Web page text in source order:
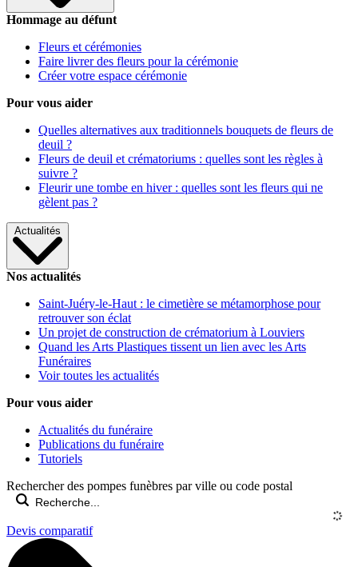
Hommage au défunt
Fleurs et cérémonies
Faire livrer des fleurs pour la cérémonie
Créer votre espace cérémonie
Pour vous aider
Quelles alternatives aux traditionnels bouquets de fleurs de
deuil ?
Fleurs de deuil et crématoriums : quelles sont les règles à
suivre ?
Fleurir une tombe en hiver : quelles sont les fleurs qui ne
gèlent pas ?
Actualités
Nos actualités
Saint-Juéry-le-Haut : le cimetière se métamorphose pour
retrouver son éclat
Un projet de construction de crématorium à Louviers
Quand les Arts Plastiques tissent un lien avec les Arts
Funéraires
Voir toutes les actualités
Pour vous aider
Actualités du funéraire
Publications du funéraire
Tutoriels
Rechercher des pompes funèbres par ville ou code postal
Devis comparatif